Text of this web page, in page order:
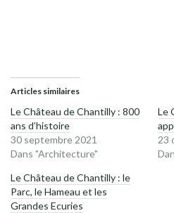
Articles similaires
Le Château de Chantilly : 800
ans d’histoire
30 septembre 2021
Dans "Architecture"
Le
23
Le Château de Chantilly : le
Parc, le Hameau et les
Grandes Ecuries